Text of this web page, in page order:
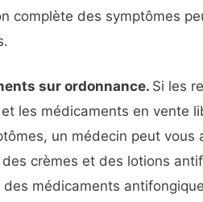
complète des symptômes
sur ordonnance. Si les
et les médicaments en vente
un médecin peut vous
crèmes et des lotions
des médicaments